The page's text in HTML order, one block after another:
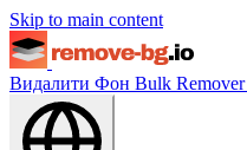
Skip to main content
Видалити Фон Bulk Remover